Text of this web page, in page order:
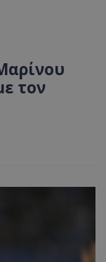
τον